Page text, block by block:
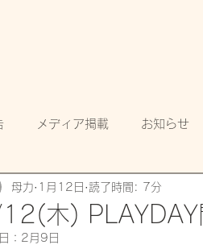
メディア掲載 お知らせ
やき 開催告知 賛助会員
木) PLAYDAY
母力 1月12日 読了時間: 7分
： 2月9日